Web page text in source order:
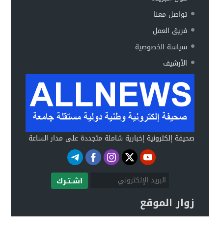
تواصل معنا
فريق العمل
سياسة الخصوصية
الأرشيف
صحيفة إلكترونية إخبارية شاملة متجددة على مدار الساعة
اشـتـرك
زوار الموقع